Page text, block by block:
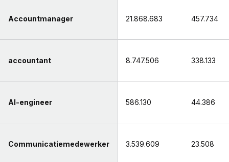
Accountmanager 21.868.683 457.734
accountant 8.747.506 338.133
AI-engineer 586.130 44.386
Communicatiemedewerker 3.539.609 23.508